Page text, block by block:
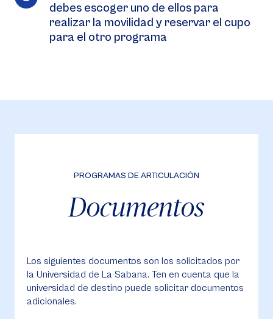
debes escoger uno de ellos para
realizar la movilidad y reservar el cupo
para el otro programa
PROGRAMAS DE ARTICULACIÓN
Documentos
Los siguientes documentos son los solicitados por
la Universidad de La Sabana. Ten en cuenta que la
universidad de destino puede solicitar documentos
adicionales.